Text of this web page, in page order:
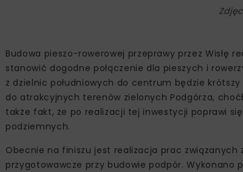
Budowa pieszo-rowerowej przeprawy przez Wisłę
stanowić dogodne połączenie dla pieszych i
z dzielnic południowych do centrum będzie
do atrakcyjnych terenów zielonych Podgórza,
także fakt, że po realizacji tej inwestycji poprawi
podziemnych.
Obecnie na finiszu jest realizacja prac
przygotowawcze przy budowie podpór.